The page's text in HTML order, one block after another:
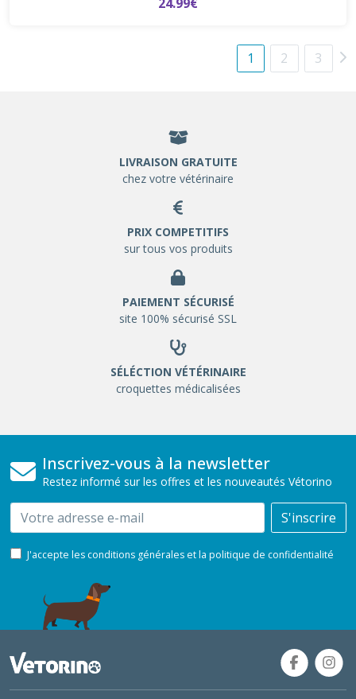
1 2 3
LIVRAISON GRATUITE
chez votre vétérinaire
PRIX COMPETITIFS
sur tous vos produits
PAIEMENT SÉCURISÉ
site 100% sécurisé SSL
SÉLÉCTION VÉTÉRINAIRE
croquettes médicalisées
Inscrivez-vous à la newsletter
Restez informé sur les offres et les nouveautés Vétorino
Email S'inscrire
J'accepte les conditions générales et la politique de confidentialité